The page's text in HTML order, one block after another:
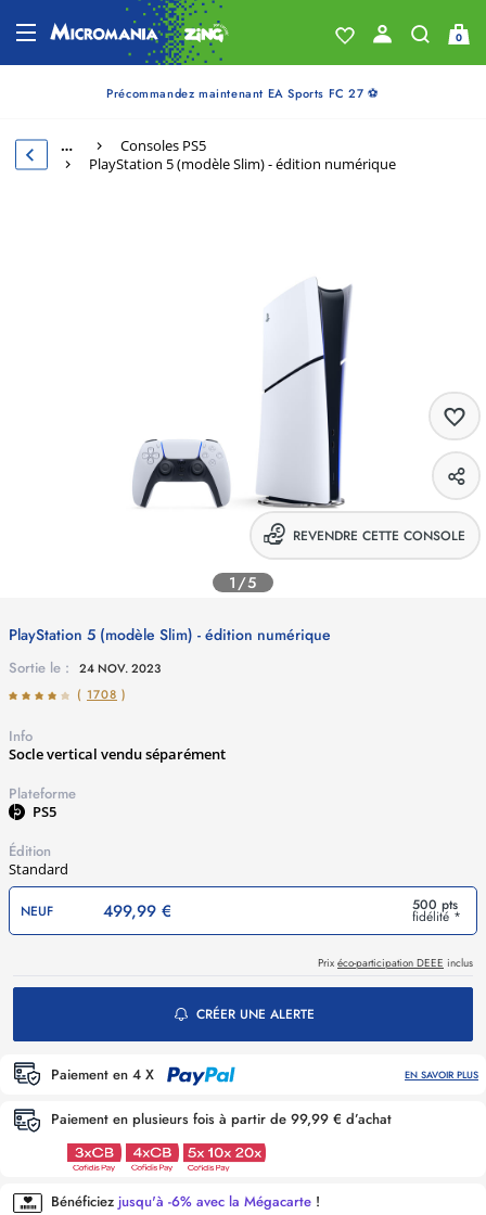
0
Précommandez maintenant EA Sports FC 27 ⚽
…
Consoles PS5
PlayStation 5 (modèle Slim) - édition numérique
1/5
REVENDRE CETTE CONSOLE
PlayStation 5 (modèle Slim) - édition numérique
Sortie le :
24 NOV. 2023
( 1708 )
Info
Socle vertical vendu séparément
Plateforme
PS5
Édition
Standard
NEUF 499,99 € 500 pts
fidélité *
Prix éco-participation DEEE inclus
CRÉER UNE ALERTE
Paiement en 4 X EN SAVOIR PLUS
Paiement en plusieurs fois à partir de 99,99 € d’achat
Bénéficiez jusqu'à -6% avec la Mégacarte !